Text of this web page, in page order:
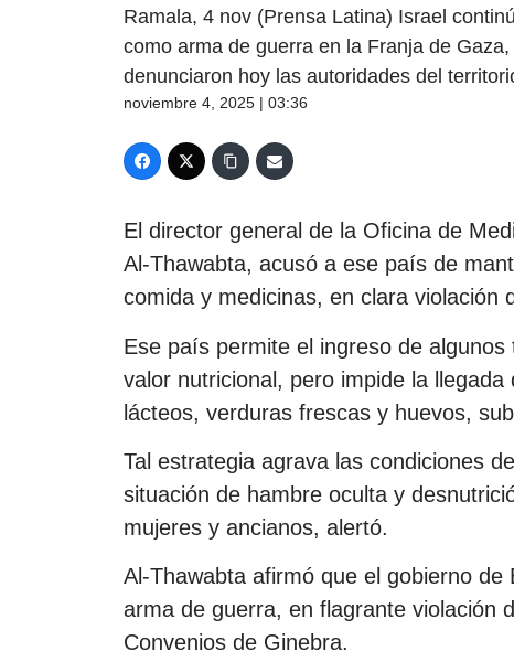
Ramala, 4 nov (Prensa Latina) Israel
como arma de guerra en la Franja de
denunciaron hoy las autoridades del
noviembre 4, 2025 | 03:36
El director general de la Oficina de
Al-Thawabta, acusó a ese país de
comida y medicinas, en clara violación
Ese país permite el ingreso de
valor nutricional, pero impide la
lácteos, verduras frescas y huevos,
Tal estrategia agrava las condiciones
situación de hambre oculta y
mujeres y ancianos, alertó.
Al-Thawabta afirmó que el gobierno
arma de guerra, en flagrante violación
Convenios de Ginebra.